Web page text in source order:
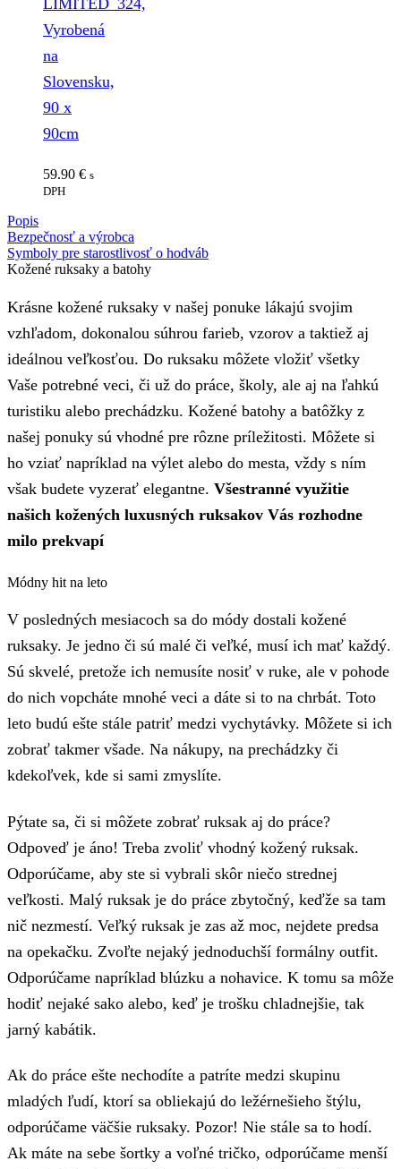
Vyrobená
na
Slovensku,
90 x
90cm
59.90 € s
DPH
Popis
Bezpečnosť a výrobca
Symboly pre starostlivosť o hodváb
Kožené ruksaky a batohy
Krásne kožené ruksaky v našej ponuke lákajú svojim
vzhľadom, dokonalou súhrou farieb, vzorov a taktiež aj
ideálnou veľkosťou. Do ruksaku môžete vložiť všetky
Vaše potrebné veci, či už do práce, školy, ale aj na ľahkú
turistiku alebo prechádzku. Kožené batohy a batôžky z
našej ponuky sú vhodné pre rôzne príležitosti. Môžete si
ho vziať napríklad na výlet alebo do mesta, vždy s ním
však budete vyzerať elegantne. Všestranné využitie
našich kožených luxusných ruksakov Vás rozhodne
milo prekvapí
Módny hit na leto
V posledných mesiacoch sa do módy dostali kožené
ruksaky. Je jedno či sú malé či veľké, musí ich mať každý.
Sú skvelé, pretože ich nemusíte nosiť v ruke, ale v pohode
do nich vopcháte mnohé veci a dáte si to na chrbát. Toto
leto budú ešte stále patriť medzi vychytávky. Môžete si ich
zobrať takmer všade. Na nákupy, na prechádzky či
kdekoľvek, kde si sami zmyslíte.
Pýtate sa, či si môžete zobrať ruksak aj do práce?
Odpoveď je áno! Treba zvoliť vhodný kožený ruksak.
Odporúčame, aby ste si vybrali skôr niečo strednej
veľkosti. Malý ruksak je do práce zbytočný, keďže sa tam
nič nezmestí. Veľký ruksak je zas až moc, nejdete predsa
na opekačku. Zvoľte nejaký jednoduchší formálny outfit.
Odporúčame napríklad blúzku a nohavice. K tomu sa môže
hodiť nejaké sako alebo, keď je trošku chladnejšie, tak
jarný kabátik.
Ak do práce ešte nechodíte a patríte medzi skupinu
mladých ľudí, ktorí sa obliekajú do ležérnešieho štýlu,
odporúčame väčšie ruksaky. Pozor! Nie stále sa to hodí.
Ak máte na sebe šortky a voľné tričko, odporúčame menší